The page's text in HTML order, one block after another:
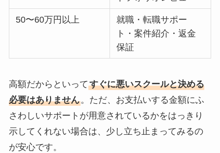
50〜60万円以上
就職・転職サポー
ト・案件紹介・返金
保証
高額だからといってすぐに悪いスクールと決める
必要はありません。ただ、お支払いする金額にふ
さわしいサポートが用意されているかをはっきり
示してくれない場合は、少し立ち止まってみるの
が安心です。